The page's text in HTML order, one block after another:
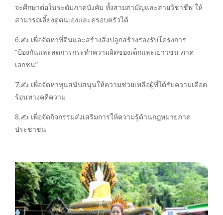
จะศึกษาต่อในระดับภาคบังคับ ทั้งสายสามัญและสายวิชาชีพ ให้
สามารถเลี้ยงดูตนเองและครอบครัวได้
6.✍️ เพื่อจัดหาที่ดินและสร้างสิ่งปลูกสร้างรองรับโครงการ
“ป้องกันและลดการกระทำความผิดของเด็กและเยาวชน ภาค
เอกชน”
7.✍️ เพื่อจัดหาทุนสนับสนุนให้ความช่วยเหลือผู้ที่ได้รับความเดือด
ร้อนทางคดีความ
8.✍️ เพื่อจัดกิจกรรมส่งเสริมการให้ความรู้ด้านกฎหมายภาค
ประชาชน